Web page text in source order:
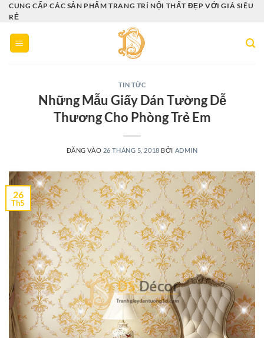
Bỏ
qua
nội
dung
CUNG CẤP CÁC SẢN PHẨM TRANG TRÍ NỘI THẤT ĐẸP VỚI GIÁ SIÊU
RẺ
TIN TỨC
Những Mẫu Giấy Dán Tường Dễ
Thương Cho Phòng Trẻ Em
ĐĂNG VÀO 26 THÁNG 5, 2018 BỞI ADMIN
26
Th5